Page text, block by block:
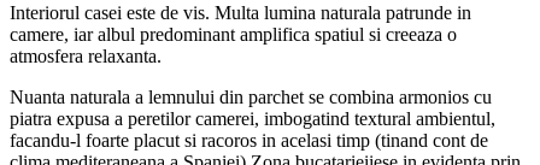
Interiorul casei este de vis. Multa lumina naturala patrunde in
camere, iar albul predominant amplifica spatiul si creeaza o
atmosfera relaxanta.
Nuanta naturala a lemnului din parchet se combina armonios cu
piatra expusa a peretilor camerei, imbogatind textural ambientul,
facandu-l foarte placut si racoros in acelasi timp (tinand cont de